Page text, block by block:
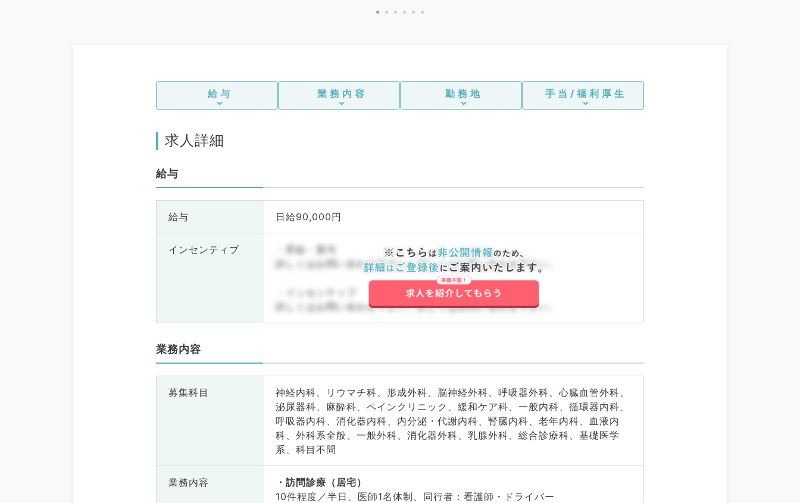
給与 業務内容 勤務地 手当/福利厚生
求人詳細
給与
給与 日給90,000円
インセンティブ
・昇給・賞与
詳しくはお問い合わせ下さい。詳しくはお問い合わせ下さい。
・インセンティブ
詳しくはお問い合わせ下さい。詳しくはお問い合わせ下さい。
業務内容
募集科目
神経内科、リウマチ科、形成外科、脳神経外科、呼吸器外科、心臓血管外科、
泌尿器科、麻酔科、ペインクリニック、緩和ケア科、一般内科、循環器内科、
呼吸器内科、消化器内科、内分泌・代謝内科、腎臓内科、老年内科、血液内
科、外科系全般、一般外科、消化器外科、乳腺外科、総合診療科、基礎医学
系、科目不問
業務内容
訪問診療（居宅）
10件程度／半日、医師1名体制、同行者：看護師・ドライバー